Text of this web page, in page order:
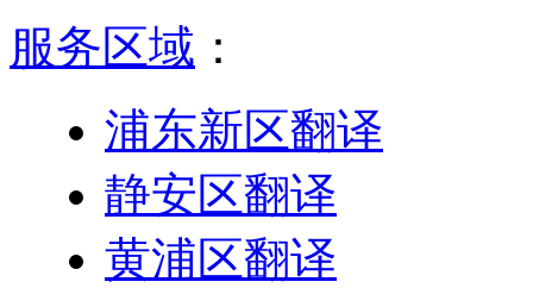
服务区域 ：
浦东新区翻译
静安区翻译
黄浦区翻译